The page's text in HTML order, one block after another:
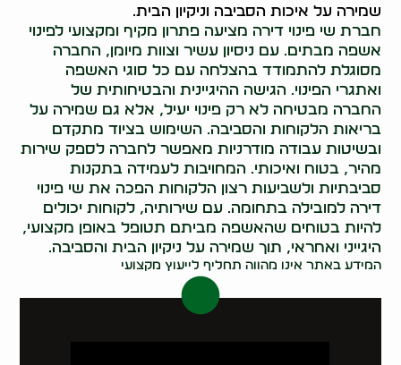
שמירה על איכות הסביבה וניקיון הבית.
חברת שי פינוי דירה מציעה פתרון מקיף ומקצועי לפינוי
אשפה מבתים. עם ניסיון עשיר וצוות מיומן, החברה
מסוגלת להתמודד בהצלחה עם כל סוגי האשפה
ואתגרי הפינוי. הגישה ההיגיינית והבטיחותית של
החברה מבטיחה לא רק פינוי יעיל, אלא גם שמירה על
בריאות הלקוחות והסביבה. השימוש בציוד מתקדם
ובשיטות עבודה מודרניות מאפשר לחברה לספק שירות
מהיר, בטוח ואיכותי. המחויבות לעמידה בתקנות
סביבתיות ולשביעות רצון הלקוחות הפכה את שי פינוי
דירה למובילה בתחומה. עם שירותיה, לקוחות יכולים
להיות בטוחים שהאשפה מביתם תטופל באופן מקצועי,
היגייני ואחראי, תוך שמירה על ניקיון הבית והסביבה.
המידע באתר אינו מהווה תחליף לייעוץ מקצועי